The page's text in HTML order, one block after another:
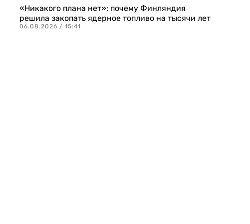
«Никакого плана нет»: почему Финляндия
решила закопать ядерное топливо на тысячи лет
06.08.2026 / 15:41